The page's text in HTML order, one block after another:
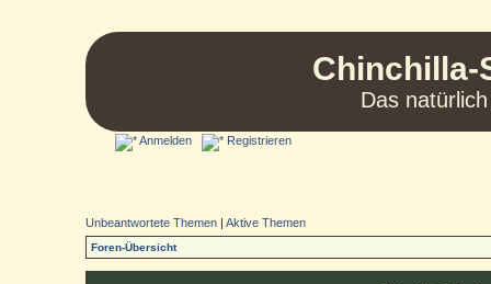
Chinchilla-
Das
Anmelden Registrieren
Unbeantwortete Themen |Aktive Themen
Foren-Übersicht